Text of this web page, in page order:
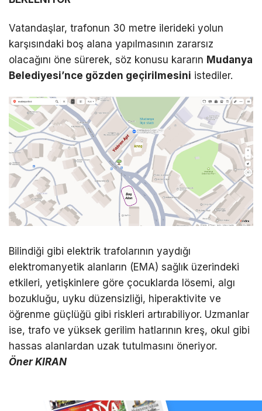
Vatandaşlar, trafonun 30 metre ilerideki yolun
karşısındaki boş alana yapılmasının zararsız
olacağını öne sürerek, söz konusu kararın Mudanya
Belediyesi’nce gözden geçirilmesini istediler.
Bilindiği gibi elektrik trafolarının yaydığı
elektromanyetik alanların (EMA) sağlık üzerindeki
etkileri, yetişkinlere göre çocuklarda lösemi, algı
bozukluğu, uyku düzensizliği, hiperaktivite ve
öğrenme güçlüğü gibi riskleri artırabiliyor. Uzmanlar
ise, trafo ve yüksek gerilim hatlarının kreş, okul gibi
hassas alanlardan uzak tutulmasını öneriyor.
Öner KIRAN